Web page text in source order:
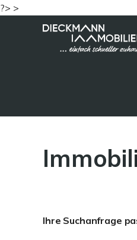
?> >
Ihre Suchanfrage